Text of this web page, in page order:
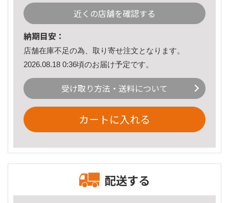
近くの店舗を確認する
納期目安：
店舗在庫不足の為、取り寄せ注文となります。
2026.08.18 0:36頃のお届け予定です。
受け取り方法・送料について
カートに入れる
配送する